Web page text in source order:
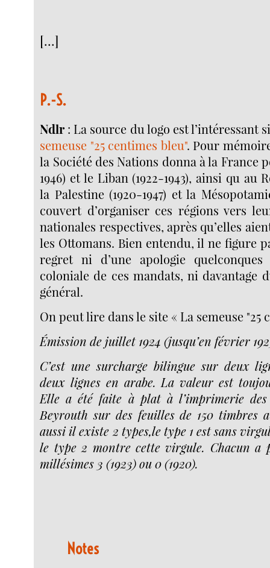
[...]
P.-S.
Ndlr : La source du logo est l’intéressant
semeuse "25 centimes bleu". Pour
la Société des Nations donna à la France
1946) et le Liban (1922-1943), ainsi qu au
la Palestine (1920-1947) et la
couvert d’organiser ces régions vers
nationales respectives, après qu’elles
les Ottomans. Bien entendu, il ne figure
regret ni d’une apologie
coloniale de ces mandats, ni davantage
général.
On peut lire dans le site « La semeuse "25
Émission de juillet 1924 (jusqu’en février
C’est une surcharge bilingue sur deux
deux lignes en arabe. La valeur est
Elle a été faite à plat à l’imprimerie des
Beyrouth sur des feuilles de 150 timbres
aussi il existe 2 types,le type 1 est sans
le type 2 montre cette virgule. Chacun a
millésimes 3 (1923) ou 0 (1920).
Notes